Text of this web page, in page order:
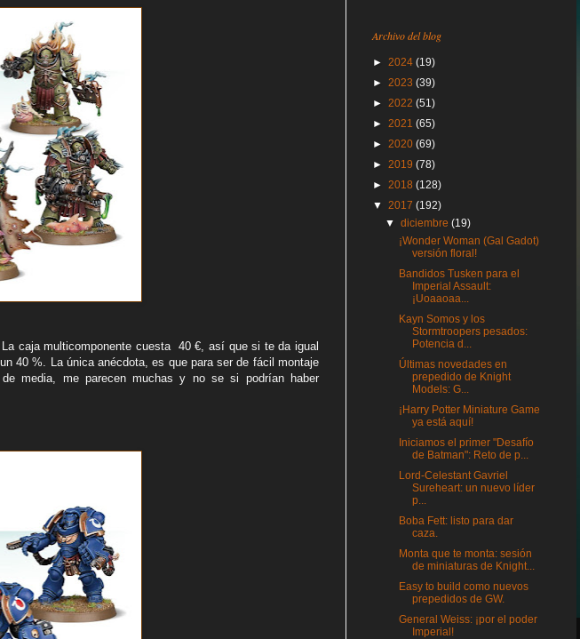
caja multicomponente cuesta 40 €, así que si te da igual
40 %. La única anécdota, es que para ser de fácil montaje
media, me parecen muchas y no se si podrían haber
Archivo del blog
► 2024 (19)
► 2023 (39)
► 2022 (51)
► 2021 (65)
► 2020 (69)
► 2019 (78)
► 2018 (128)
▼ 2017 (192)
▼diciembre(19)
¡Wonder Woman (Gal Gadot)
versión floral!
Bandidos Tusken para el
Imperial Assault:
¡Uoaaoaa...
Kayn Somos y los
Stormtroopers pesados:
Potencia d...
Últimas novedades en
prepedido de Knight
Models: G...
¡Harry Potter Miniature Game
ya está aquí!
Iniciamos el primer "Desafío
de Batman": Reto de p...
Lord-Celestant Gavriel
Sureheart: un nuevo líder
p...
Boba Fett: listo para dar
caza.
Monta que te monta: sesión
de miniaturas de Knight...
Easy to build como nuevos
prepedidos de GW.
General Weiss: ¡por el poder
Imperial!